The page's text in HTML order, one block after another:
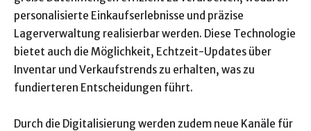
personalisierte Einkaufserlebnisse und präzise
Lagerverwaltung realisierbar werden. Diese Technologie
bietet auch die Möglichkeit, Echtzeit-Updates über
Inventar und Verkaufstrends zu erhalten, was zu
fundierteren Entscheidungen führt.
Durch die Digitalisierung werden zudem neue Kanäle für